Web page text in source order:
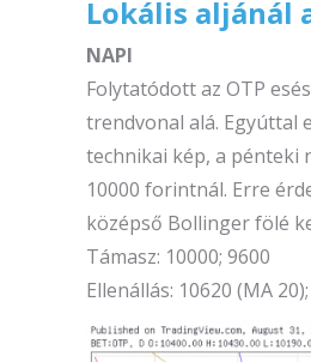
Lokális aljánál
NAPI
Folytatódott az OTP
trendvonal alá. Egyúttal
technikai kép, a pénteki
10000 forintnál. Erre
középső Bollinger fölé
Támasz: 10000; 9600
Ellenállás: 10620 (MA